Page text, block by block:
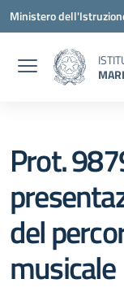
Vai ai contenuti
Vai al menu di
Vai al footer
Ministero
Prot.
del
musicale